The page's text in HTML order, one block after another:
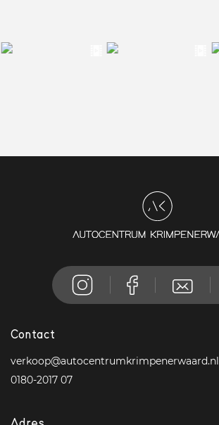
Contact
verkoop@autocentrumkrimpenerwaard.nl
0180-2017 07